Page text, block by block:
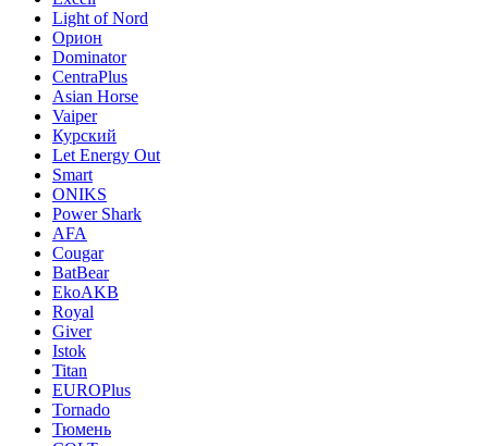
Light of Nord
Орион
Dominator
CentraPlus
Asian Horse
Vaiper
Курский
Let Energy Out
Smart
ONIKS
Power Shark
AFA
Cougar
BatBear
EkoAKB
Royal
Giver
Istok
Titan
EUROPlus
Tornado
Тюмень